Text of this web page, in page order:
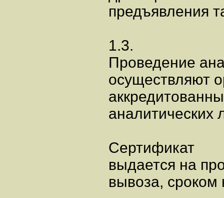
предъявления
1.3.
Проведение
осуществляют
аналитических
Сертификат
выдается на
вывоза, сроком